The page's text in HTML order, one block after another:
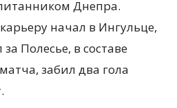
Днепра.
начал в Ингульце,
Полесье, в составе
забил два гола